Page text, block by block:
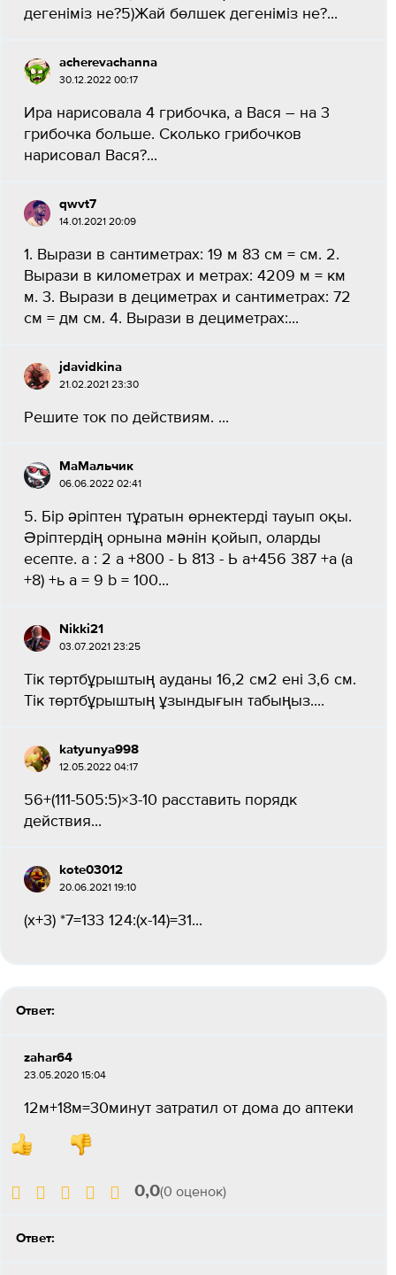
дегеніміз не?5)Жай бөлшек дегеніміз не?​...
acherevachanna
30.12.2022 00:17
Ира нарисовала 4 грибочка, а Вася – на 3
грибочка больше. Сколько грибочков
нарисовал Вася?...
qwvt7
14.01.2021 20:09
1. Вырази в сантиметрах: 19 м 83 см = см. 2.
Вырази в километрах и метрах: 4209 м = км
м. 3. Вырази в дециметрах и сантиметрах: 72
см = дм см. 4. Вырази в дециметрах:...
jdavidkina
21.02.2021 23:30
Решите ток по действиям. ​...
MaМальчик
06.06.2022 02:41
5. Бір әріптен тұратын өрнектерді тауып оқы.
Әріптердің орнына мәнін қойып, оларды
есепте. а : 2 a +800 - Ь 813 - Ь а+456 387 +а (a
+8) +ь a = 9 b = 100​...
Nikki21
03.07.2021 23:25
Тік төртбұрыштың ауданы 16,2 см2 ені 3,6 см.
Тік төртбұрыштың ұзындығын табыңыз....
katyunya998
12.05.2022 04:17
56+(111-505:5)×3-10 расставить порядк
действия​...
kote03012
20.06.2021 19:10
(х+3) *7=133 124:(х-14)=31...
Ответ:
zahar64
23.05.2020 15:04
12м+18м=30минут затратил от дома до аптеки
0,0(0 оценок)
Ответ: